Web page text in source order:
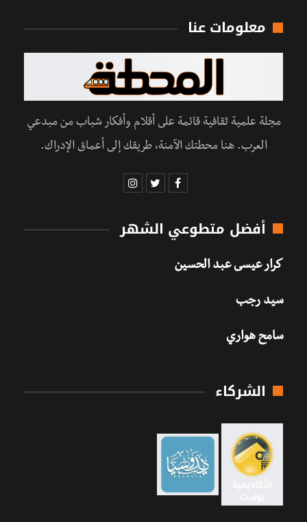
معلومات عنا
مجلة علمية ثقافية قائمة على أقلام وأفكار شباب من مبدعي
العرب. هنا محطتك الآمنة، طريقك إلى أعماق الإدراك.
أفضل متطوعي الشهر
كرار عيسى عبد الحسين
سيد رجب
سامح هواري
الشركاء